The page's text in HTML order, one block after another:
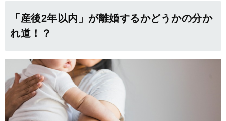
「産後2年以内」が離婚するかどうかの分か
れ道！？